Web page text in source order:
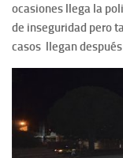
ocasiones llega la
de inseguridad pero
casos llegan